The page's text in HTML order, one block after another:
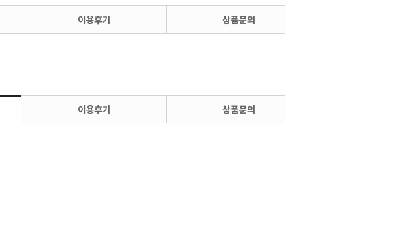
이용후기 상품문의
이용후기 상품문의